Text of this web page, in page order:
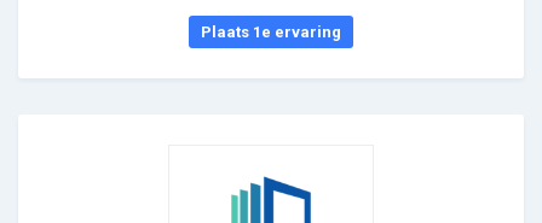
Plaats 1e ervaring